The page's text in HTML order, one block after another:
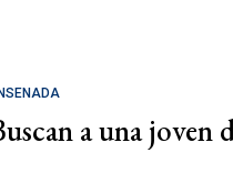
a una joven